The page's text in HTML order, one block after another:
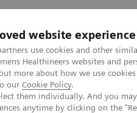
website experience
use cookies and other
Healthineers websites and
more about how we use
our Cookie Policy.
them individually. And you
anytime by clicking on the
O nas Edukacja i
i nasze realizacje
Healthineers